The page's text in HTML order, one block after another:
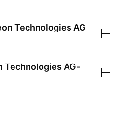
Technologies AG
Technologies AG-